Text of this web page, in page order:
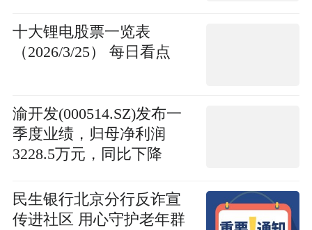
十大锂电股票一览表
（2026/3/25） 每日看点
渝开发(000514.SZ)发布一
季度业绩，归母净利润
3228.5万元，同比下降
民生银行北京分行反诈宣
传进社区 用心守护老年群